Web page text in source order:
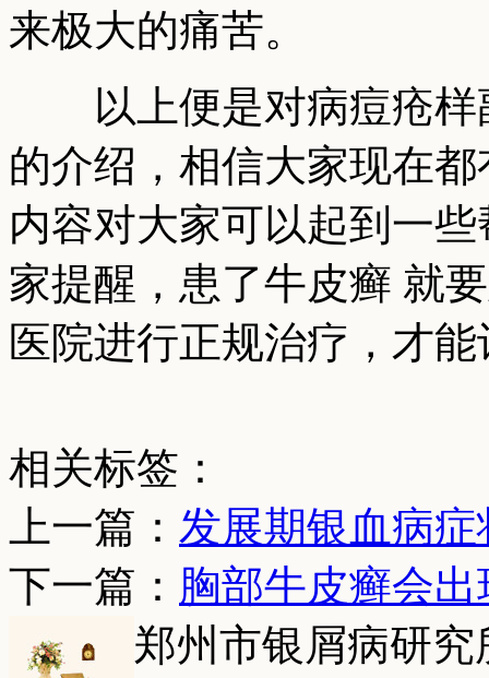
来极大的痛苦。
以上便是对病痘疮样
的介绍，相信大家现在
内容对大家可以起到一
家提醒，患了牛皮癣 就
医院进行正规治疗，才
相关标签：
上一篇： 发展期银血病症
下一篇： 胸部牛皮癣会
郑州市银屑病研